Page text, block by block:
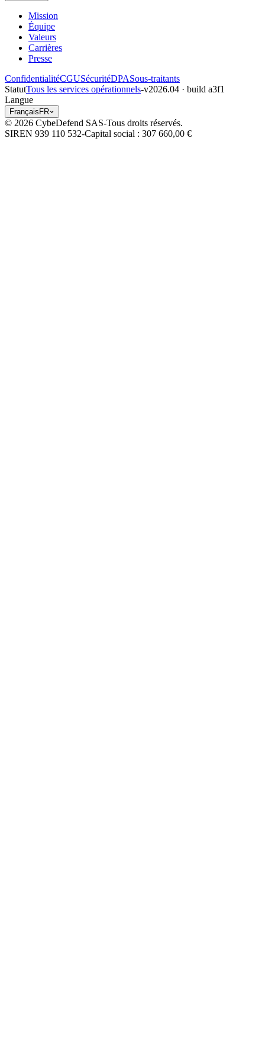
Mission
Équipe
Valeurs
Carrières
Presse
ConfidentialitéCGUSécuritéDPASous-traitants
StatutTous les services opérationnels-v2026.04 · build a3f1
Langue
Français FR
© 2026 CybeDefend SAS-Tous droits réservés.
SIREN 939 110 532-Capital social : 307 660,00 €